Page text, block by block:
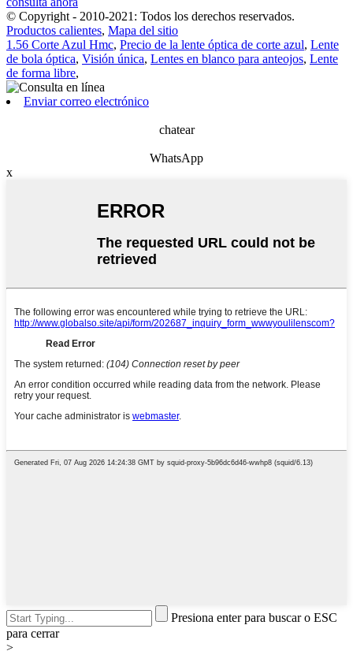
© Copyright - 2010-2021: Todos los derechos reservados.
Productos calientes, Mapa del sitio
1.56 Corte Azul Hmc, Precio de la lente óptica de corte azul, Lente
de bola óptica, Visión única, Lentes en blanco para anteojos, Lente
de forma libre,
Enviar correo electrónico
chatear
WhatsApp
x
Presiona enter para buscar o ESC
para cerrar
>